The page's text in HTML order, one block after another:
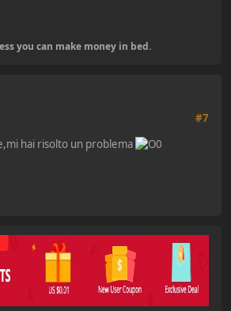
you can make money in bed.
#7
hai risolto un problema